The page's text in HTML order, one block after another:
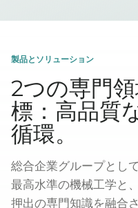
製品とソリューション
2つの専門
標：高品質
循環。
総合企業グループとし
最高水準の機械工学と
押出の専門知識を融合